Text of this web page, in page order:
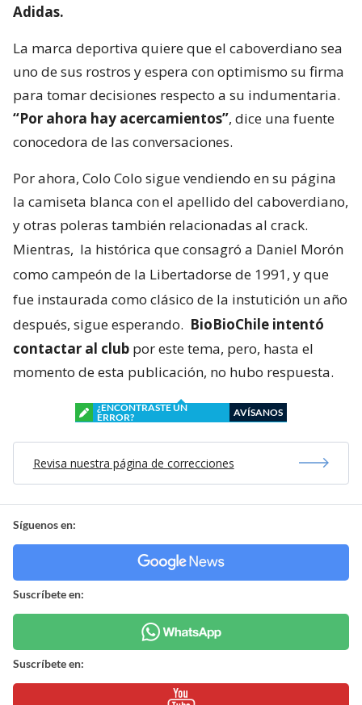
Adidas.
La marca deportiva quiere que el caboverdiano sea
uno de sus rostros y espera con optimismo su firma
para tomar decisiones respecto a su indumentaria.
“Por ahora hay acercamientos”, dice una fuente
conocedora de las conversaciones.
Por ahora, Colo Colo sigue vendiendo en su página
la camiseta blanca con el apellido del caboverdiano,
y otras poleras también relacionadas al crack.
Mientras, la histórica que consagró a Daniel Morón
como campeón de la Libertadorse de 1991, y que
fue instaurada como clásico de la instutición un año
después, sigue esperando. BioBioChile intentó
contactar al club por este tema, pero, hasta el
momento de esta publicación, no hubo respuesta.
¿ENCONTRASTE UN
ERROR?
AVÍSANOS
Revisa nuestra página de correcciones
Síguenos en:
Suscríbete en:
Suscríbete en: